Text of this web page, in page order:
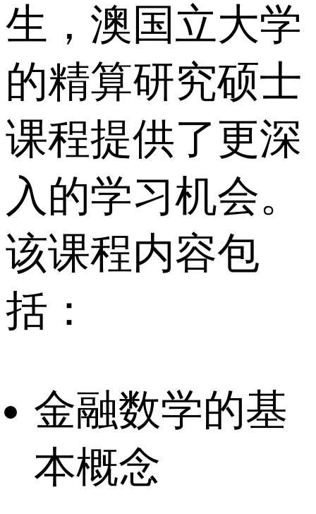
生，澳国立大学
的精算研究硕士
课程提供了更深
入的学习机会。
该课程内容包
括：
金融数学的基
本概念